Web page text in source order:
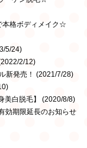
本格ボディメイク☆
5/24)
2/12)
新発売！ (2021/7/28)
美白脱毛】
(2020/8/8)
効期限延長のお知らせ